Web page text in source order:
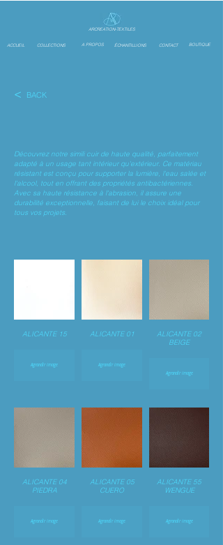
ARCREATION-TEXTILES
ACCUEIL COLLECTIONS A PROPOS ÉCHANTILLIONS CONTACT BOUTIQUE
< BACK
Découvrez notre simili cuir de haute qualité, parfaitement
adapté à un usage tant intérieur qu'extérieur. Ce matériau
résistant est conçu pour supporter la lumière, l'eau salée et
l'alcool, tout en offrant des propriétés antibactériennes.
Avec sa haute résistance à l'abrasion, il assure une
durabilité exceptionnelle, faisant de lui le choix idéal pour
tous vos projets.
ALICANTE 15
Agrandir image
ALICANTE 01
Agrandir image
ALICANTE 02
BEIGE
Agrandir image
ALICANTE 04
PIEDRA
Agrandir image
ALICANTE 05
CUERO
Agrandir image
ALICANTE 55
WENGUE
Agrandir image